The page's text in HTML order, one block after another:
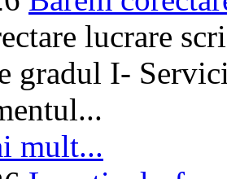
lucrare
gradul I-
mult...